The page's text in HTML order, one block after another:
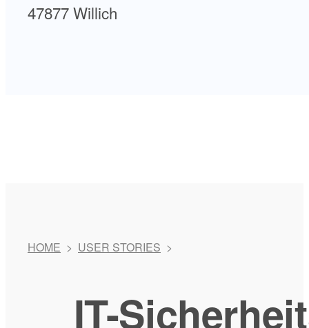
47877 Willich
HOME > USER STORIES >
IT-